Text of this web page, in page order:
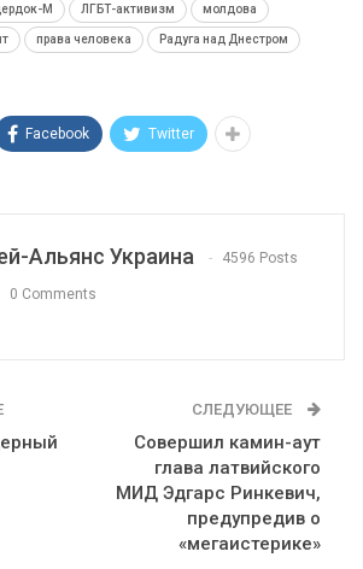
М ЛГБТ-активизм молдова
права человека Радуга над Днестром
Facebook Twitter
Альянс Украина 4596 Posts
0 Comments
СЛЕДУЮЩЕЕ
Совершил камин-аут
глава латвийского
МИД Эдгарс Ринкевич,
предупредив о
«мегаистерике»